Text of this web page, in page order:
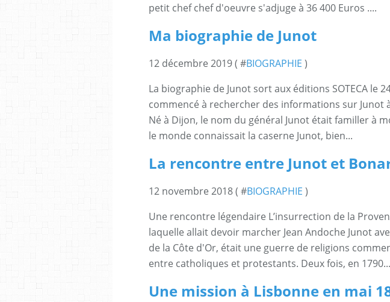
petit chef chef d'oeuvre s'adjuge à 36 400 Euros ....
Ma biographie de Junot
12 décembre 2019 ( #BIOGRAPHIE )
La biographie de Junot sort aux éditions SOTECA le
commencé à rechercher des informations sur Junot
Né à Dijon, le nom du général Junot était familler à
le monde connaissait la caserne Junot, bien...
La rencontre entre Junot et
12 novembre 2018 ( #BIOGRAPHIE )
Une rencontre légendaire L’insurrection de la
laquelle allait devoir marcher Jean Andoche Junot
de la Côte d'Or, était une guerre de religions
entre catholiques et protestants. Deux fois, en 1790...
Une mission à Lisbonne en mai